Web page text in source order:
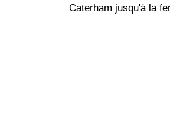
Caterham jusqu'à la